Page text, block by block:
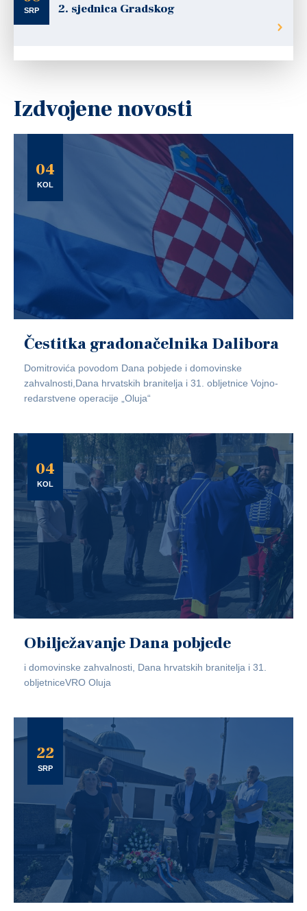
SRP 2. sjednica Gradskog
Izdvojene novosti
04
KOL
Čestitka gradonačelnika Dalibora
Domitrovića povodom Dana pobjede i domovinske
zahvalnosti,Dana hrvatskih branitelja i 31. obljetnice Vojno-
redarstvene operacije „Oluja“
04
KOL
Obilježavanje Dana pobjede
i domovinske zahvalnosti, Dana hrvatskih branitelja i 31.
obljetniceVRO Oluja
22
SRP